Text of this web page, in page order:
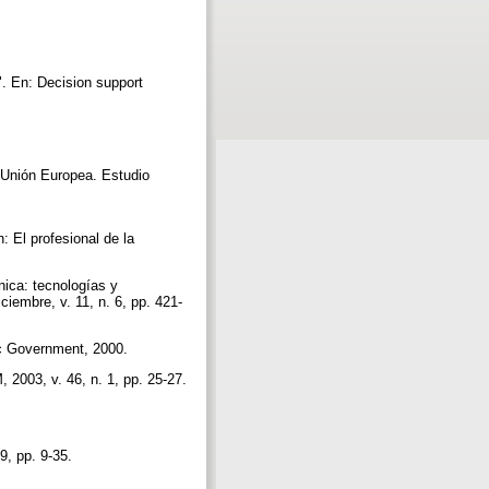
En: Decision support
Europea. Estudio
El profesional de la
tecnologías y
v. 11, n. 6, pp. 421-
2000.
2003, v. 46, n. 1, pp. 25-27.
pp. 9-35.